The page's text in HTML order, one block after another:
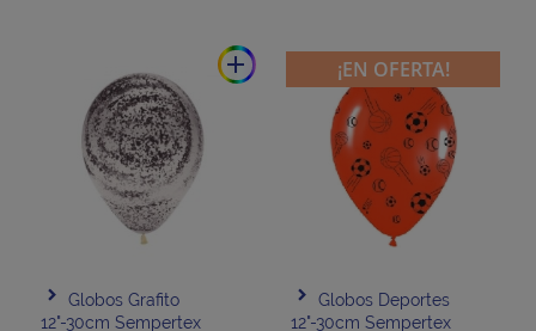
add
Globos Grafito
12"-30cm Sempertex
Globos Deportes
12"-30cm Sempertex
¡EN OFERTA!